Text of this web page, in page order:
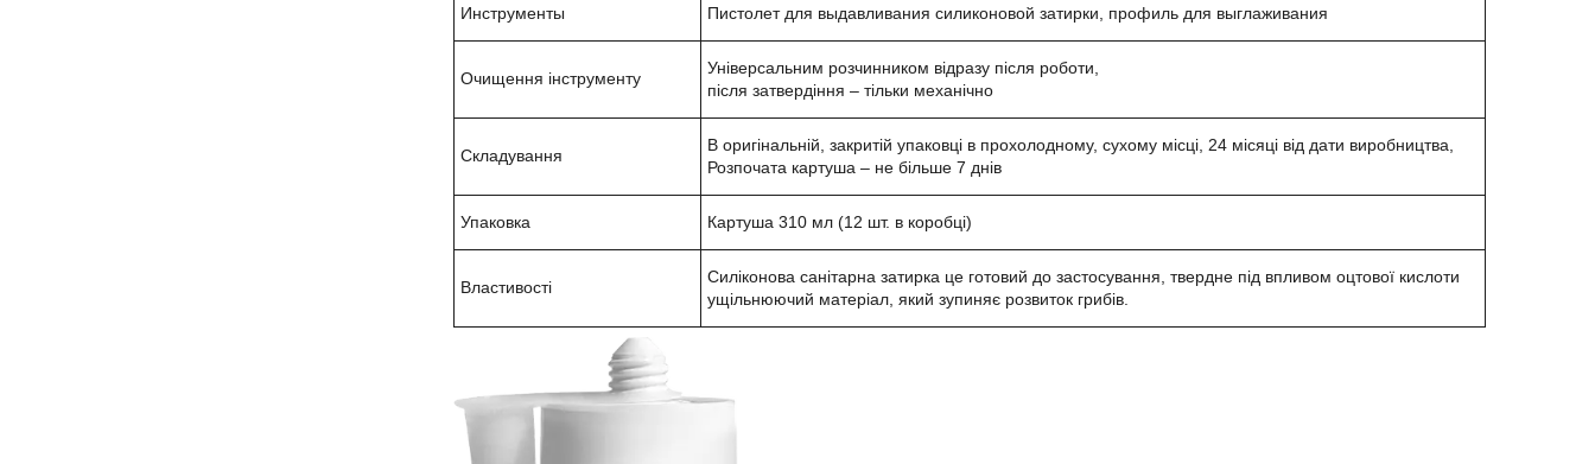
Инструменты Пистолет для выдавливания силиконовой затирки, профиль для выглаживания
Очищення інструменту
Універсальним розчинником відразу після роботи,
після затвердіння – тільки механічно
Складування
В оригінальній, закритій упаковці в прохолодному, сухому місці, 24 місяці від дати виробництва,
Розпочата картуша – не більше 7 днів
Упаковка Картуша 310 мл (12 шт. в коробці)
Властивості
Силіконова санітарна затирка це готовий до застосування, твердне під впливом оцтової кислоти
ущільнюючий матеріал, який зупиняє розвиток грибів.